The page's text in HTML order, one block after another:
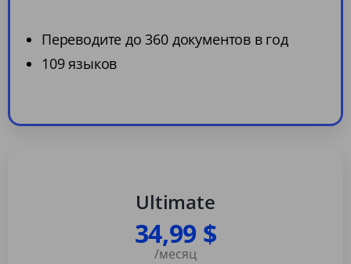
Переводите до 360 документов в год
109 языков
Ultimate
34,99 $
/месяц